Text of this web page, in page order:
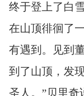
终于登上了白
在山顶徘徊了
有遇到。见到
到了山顶，发
圣人。”贝里奇